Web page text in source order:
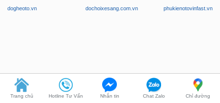
dogheoto.vn dochoixesang.com.vn phukienotovinfast.vn
Trang chủ Hotline Tư Vấn Nhắn tin Chat Zalo Chỉ đường